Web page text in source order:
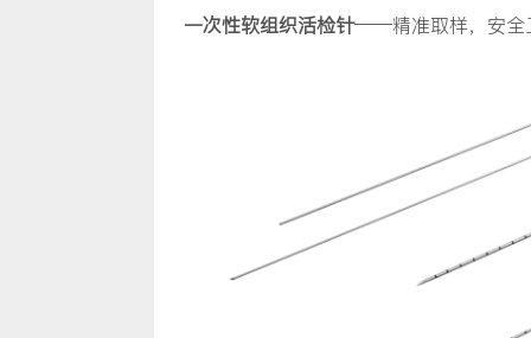
一次性软组织活检针——精准取样，安全